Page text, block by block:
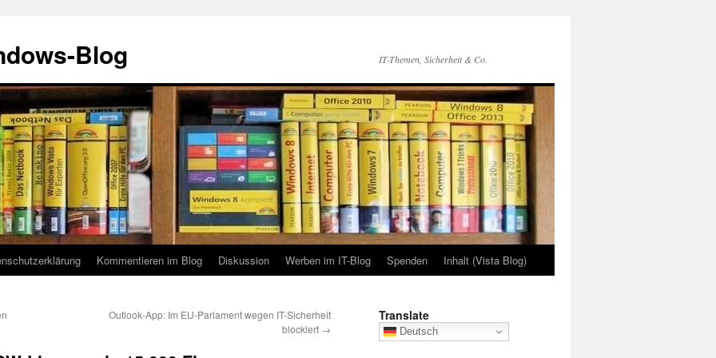
Blog IT-Themen, Sicherheit & Co.
Kommentieren im Blog Diskussion Werben im IT-Blog Spenden Inhalt (Vista Blog)
Outlook-App: Im EU-Parlament wegen IT-Sicherheit
blockiert →
Translate
Deutsch